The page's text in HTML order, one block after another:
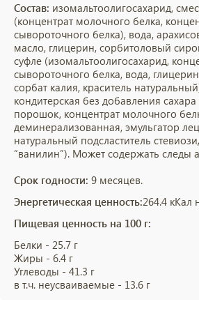
Состав: изомальтоолигосахарид,
(концентрат молочного белка,
сывороточного белка), вода,
масло, глицерин, сорбитоловый
суфле (изомальтоолигосахарид,
сывороточного белка, вода,
сорбат калия, краситель
кондитерская без добавления
порошок, концентрат молочного
деминерализованная, эмульгатор
натуральный подсластитель
“ванилин”). Может содержать следы
Срок годности: 9 месяцев.
Энергетическая ценность:264.4 кКал
Пищевая ценность на 100 г:
Белки - 25.7 г
Жиры - 6.4 г
Углеводы - 41.3 г
в т.ч. неусваиваемые - 13.6 г